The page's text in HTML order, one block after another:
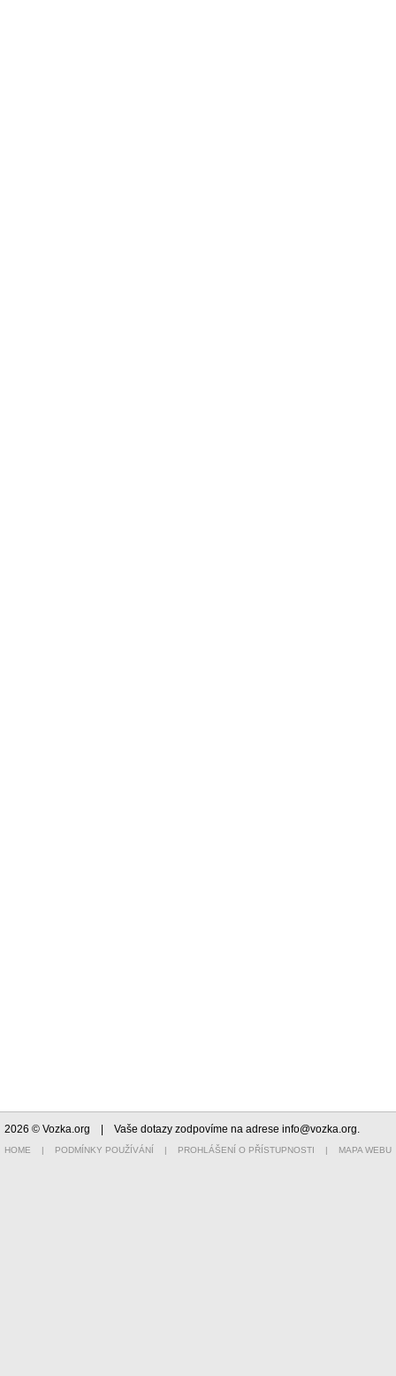
2026 © Vozka.org | Vaše dotazy zodpovíme na adrese info@vozka.org.
HOME | PODMÍNKY POUŽÍVÁNÍ | PROHLÁŠENÍ O PŘÍSTUPNOSTI | MAPA WEBU